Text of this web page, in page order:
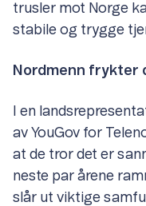
trusler mot Norge
stabile og trygge
Nordmenn frykter
I en
av YouGov for
at de tror det er
neste par årene
slår ut viktige